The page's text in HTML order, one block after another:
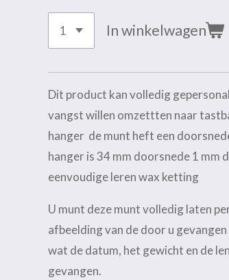
In winkelwagen
Dit product kan volledig
vangst willen omzettten naar
hanger de munt heft een
hanger is 34 mm doorsnede 1 mm
eenvoudige leren wax ketting
U munt deze munt volledig laten
afbeelding van de door u
wat de datum, het gewicht en de
gevangen.